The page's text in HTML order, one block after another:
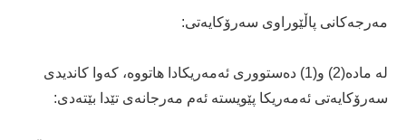
مه‌رجه‌كانى پاڵێوراوى سه‌رۆكایه‌تى:
له‌ ماده‌(2) و(1) ده‌ستوورى ئه‌مه‌ریكادا هاتووه،‌ كه‌وا كاندیدى
سه‌رۆكایه‌تى ئه‌مه‌ریكا پێویسته‌ ئه‌م مه‌رجانه‌ى تێدا بێته‌دى: